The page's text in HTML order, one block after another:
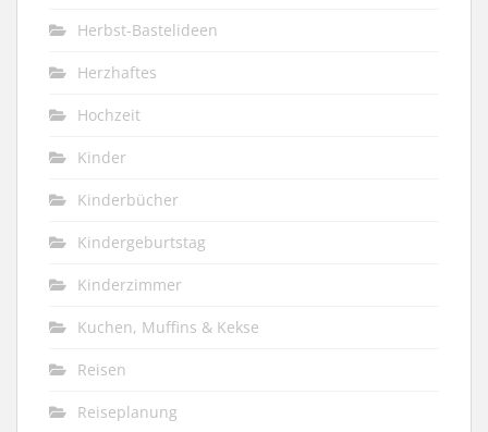
Herbst-Bastelideen
Herzhaftes
Hochzeit
Kinder
Kinderbücher
Kindergeburtstag
Kinderzimmer
Kuchen, Muffins & Kekse
Reisen
Reiseplanung